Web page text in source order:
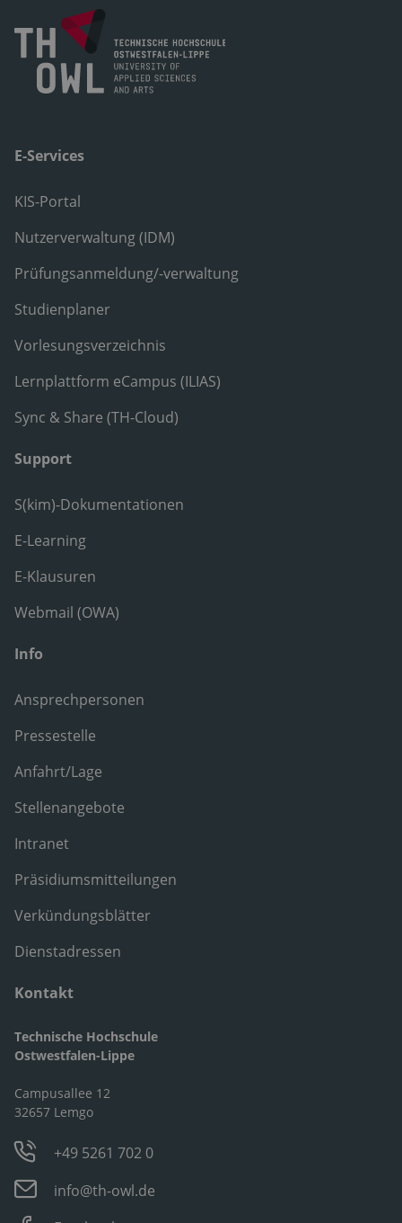
E-Services
KIS-Portal
Nutzerverwaltung (IDM)
Prüfungsanmeldung/-verwaltung
Studienplaner
Vorlesungsverzeichnis
Lernplattform eCampus (ILIAS)
Sync & Share (TH-Cloud)
Support
S(kim)-Dokumentationen
E-Learning
E-Klausuren
Webmail (OWA)
Info
Ansprechpersonen
Pressestelle
Anfahrt/Lage
Stellenangebote
Intranet
Präsidiumsmitteilungen
Verkündungsblätter
Dienstadressen
Kontakt
Technische Hochschule
Ostwestfalen-Lippe
Campusallee 12
32657 Lemgo
+49 5261 702 0
info@th-owl.de